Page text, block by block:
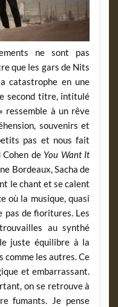
ne sont pas
que les gars de Nits
catastrophe en une
second titre, intitulé
ressemble à un rêve
souvenirs et
pas et nous fait
de You Want It
Bordeaux, Sacha de
le chant et se calent
où la musique, quasi
pas de fioritures. Les
au synthé
juste équilibre à la
comme les autres. Ce
et embarrassant.
on se retrouve à
fumants. Je pense